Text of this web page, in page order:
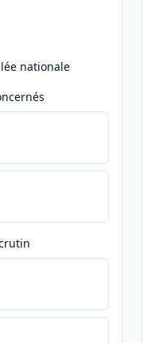
nationale